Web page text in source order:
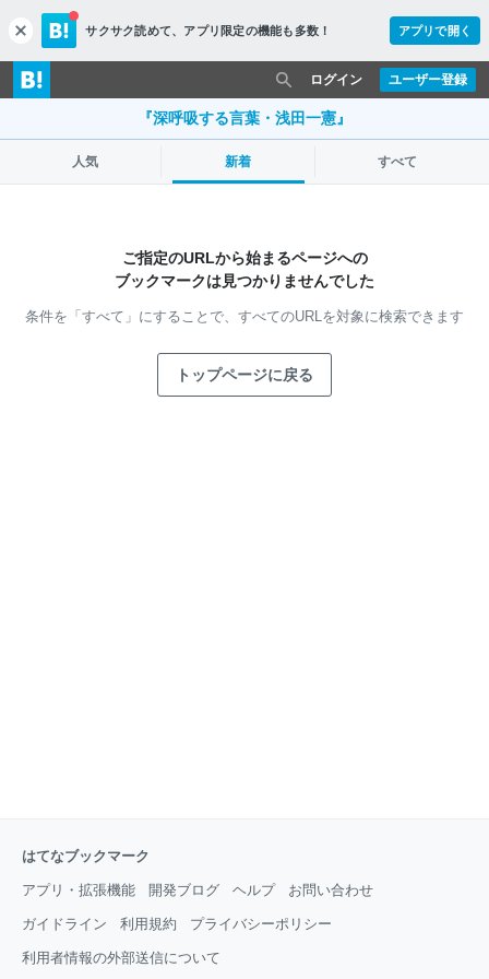
c
l
o
s
サクサク読めて、 アプリ限定の機能も多数！ アプリで開く
ユーザー登録
ログイン
『深呼吸する言葉・浅田一憲』
人気 新着 すべて
ご指定のURLから始まるページへの
ブックマークは見つかりませんでした
条件を「すべて」にすることで、 すべてのURLを対象に検索できます
トップページに戻る
はてなブックマーク
アプリ・拡張機能 開発ブログ ヘルプ お問い合わせ
ガイドライン 利用規約 プライバシーポリシー
利用者情報の外部送信について